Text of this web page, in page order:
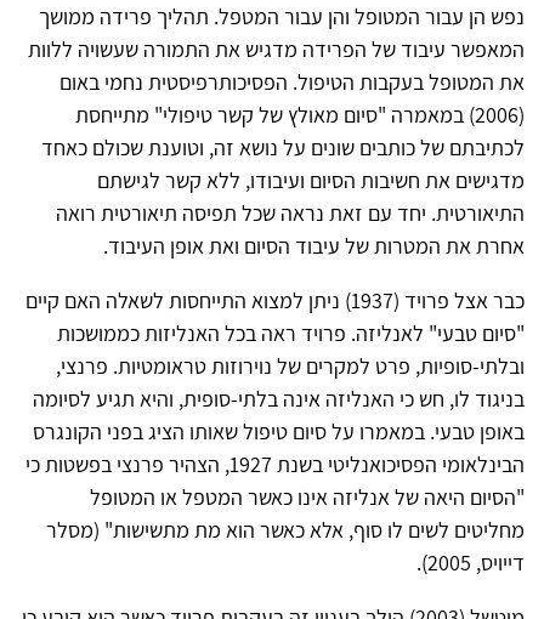
נפש הן עבור המטופל והן עבור המטפל. תהליך פרידה ממושך
המאפשר עיבוד של הפרידה מדגיש את התמורה שעשויה ללוות
את המטופל בעקבות הטיפול. הפסיכותרפיסטית נחמי באום
(2006) במאמרה "סיום מאולץ של קשר טיפולי" מתייחסת
לכתיבתם של כותבים שונים על נושא זה, וטוענת שכולם כאחד
מדגישים את חשיבות הסיום ועיבודו, ללא קשר לגישתם
התיאורטית. יחד עם זאת נראה שכל תפיסה תיאורטית רואה
אחרת את המטרות של עיבוד הסיום ואת אופן העיבוד.
כבר אצל פרויד (1937) ניתן למצוא התייחסות לשאלה האם קיים
"סיום טבעי" לאנליזה. פרויד ראה בכל האנליזות כממושכות
ובלתי-סופיות, פרט למקרים של נוירוזות טראומטיות. פרנצי,
בניגוד לו, חש כי האנליזה אינה בלתי-סופית, והיא תגיע לסיומה
באופן טבעי. במאמרו על סיום טיפול שאותו הציג בפני הקונגרס
הבינלאומי הפסיכואנליטי בשנת 1927, הצהיר פרנצי בפשטות כי
"הסיום היאה של אנליזה אינו כאשר המטפל או המטופל
מחליטים לשים לו סוף, אלא כאשר הוא מת מתשישות" (מסלר
דייויס, 2005).